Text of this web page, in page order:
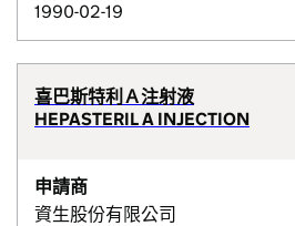
1990-02-19
喜巴斯特利Ａ注射液
HEPASTERIL A INJECTION
申請商
資生股份有限公司